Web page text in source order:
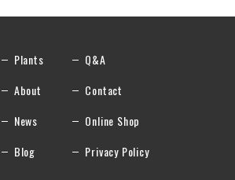
Plants
About
News
Blog
Q&A
Contact
Online Shop
Privacy Policy